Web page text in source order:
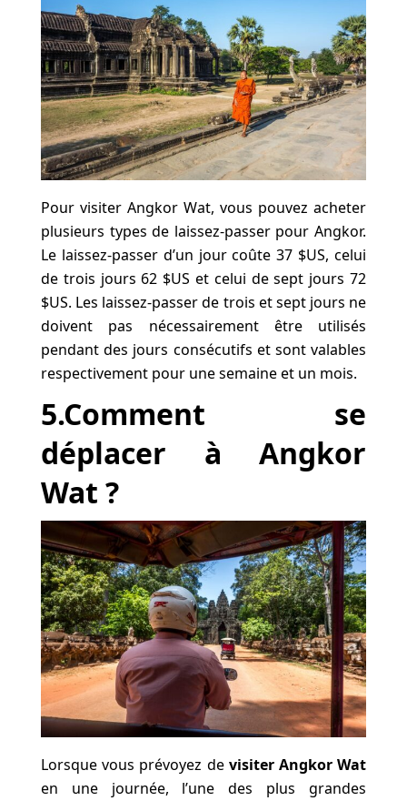
Pour visiter Angkor Wat, vous pouvez acheter
plusieurs types de laissez-passer pour Angkor.
Le laissez-passer d’un jour coûte 37 $US, celui
de trois jours 62 $US et celui de sept jours 72
$US. Les laissez-passer de trois et sept jours ne
doivent pas nécessairement être utilisés
pendant des jours consécutifs et sont valables
respectivement pour une semaine et un mois.
5.Comment se
déplacer à Angkor
Wat ?
Lorsque vous prévoyez de visiter Angkor Wat
en une journée, l’une des plus grandes